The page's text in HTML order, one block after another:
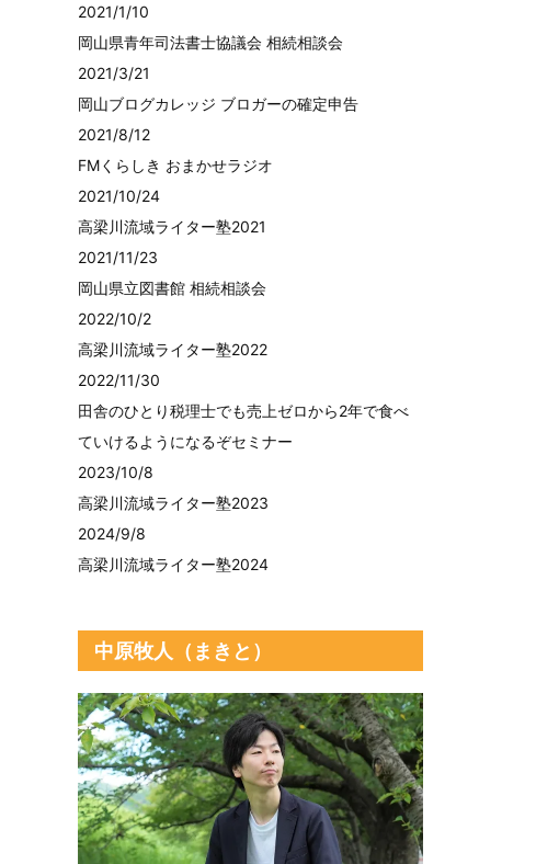
2021/1/10
岡山県青年司法書士協議会 相続相談会
2021/3/21
岡山ブログカレッジ ブロガーの確定申告
2021/8/12
FMくらしき おまかせラジオ
2021/10/24
高梁川流域ライター塾2021
2021/11/23
岡山県立図書館 相続相談会
2022/10/2
高梁川流域ライター塾2022
2022/11/30
田舎のひとり税理士でも売上ゼロから2年で食べ
ていけるようになるぞセミナー
2023/10/8
高梁川流域ライター塾2023
2024/9/8
高梁川流域ライター塾2024
中原牧人（まきと）